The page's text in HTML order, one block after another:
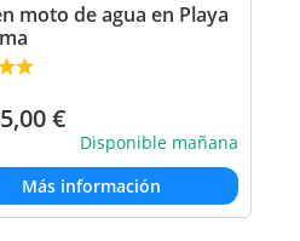
moto de agua en Playa
€
Disponible mañana
Más información